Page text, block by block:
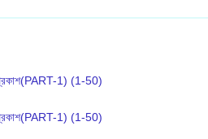
1) (1-50)
1) (1-50)